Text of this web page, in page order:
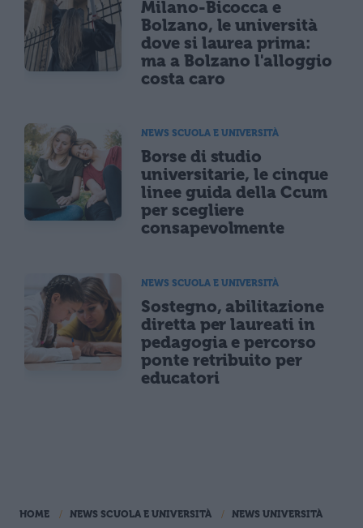
Milano-Bicocca e
Bolzano, le università
dove si laurea prima:
ma a Bolzano l'alloggio
costa caro
NEWS SCUOLA E UNIVERSITÀ
Borse di studio
universitarie, le cinque
linee guida della Ccum
per scegliere
consapevolmente
NEWS SCUOLA E UNIVERSITÀ
Sostegno, abilitazione
diretta per laureati in
pedagogia e percorso
ponte retribuito per
educatori
HOME NEWS SCUOLA E UNIVERSITÀ NEWS UNIVERSITÀ